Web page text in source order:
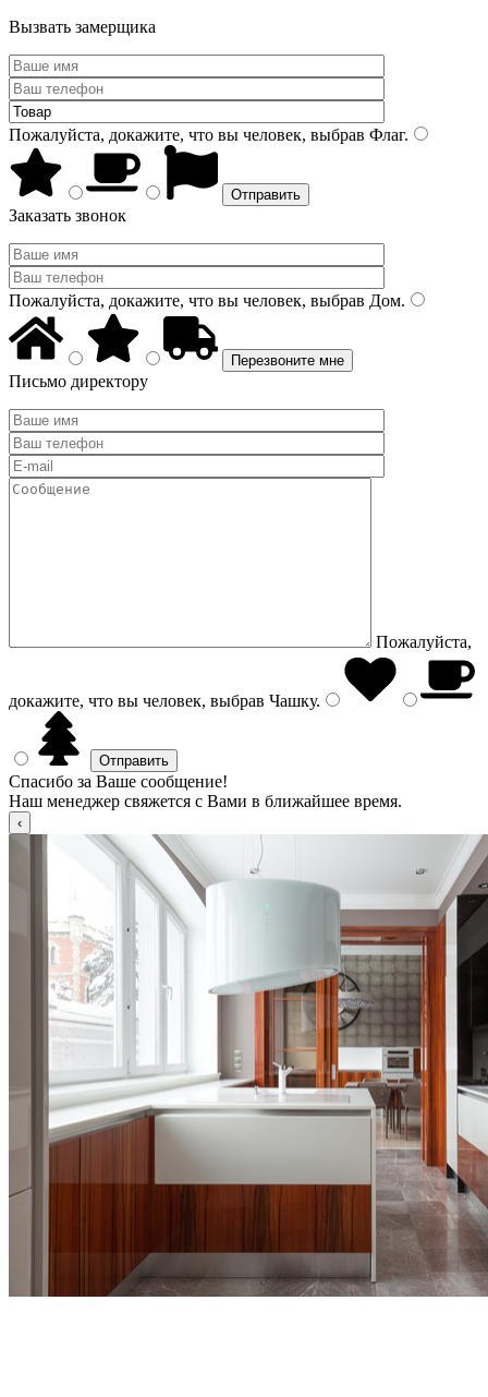
Вызвать замерщика
Пожалуйста, докажите, что вы человек, выбрав Флаг.
Заказать звонок
Пожалуйста, докажите, что вы человек, выбрав Дом.
Письмо директору
Пожалуйста,
докажите, что вы человек, выбрав Чашку.
Спасибо за Ваше сообщение!
Наш менеджер свяжется с Вами в ближайшее время.